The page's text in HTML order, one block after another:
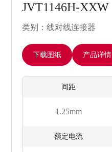
JVT1146H-XXW
类别：线对线连接器
下载图纸 产品详情
间距
1.25mm
额定电流